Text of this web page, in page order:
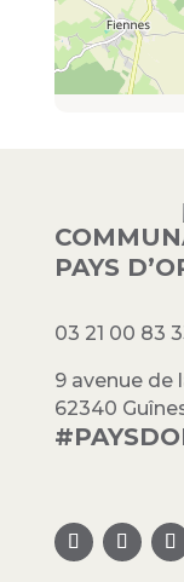
PAYS
03 21 00 83
9 avenue de
62340